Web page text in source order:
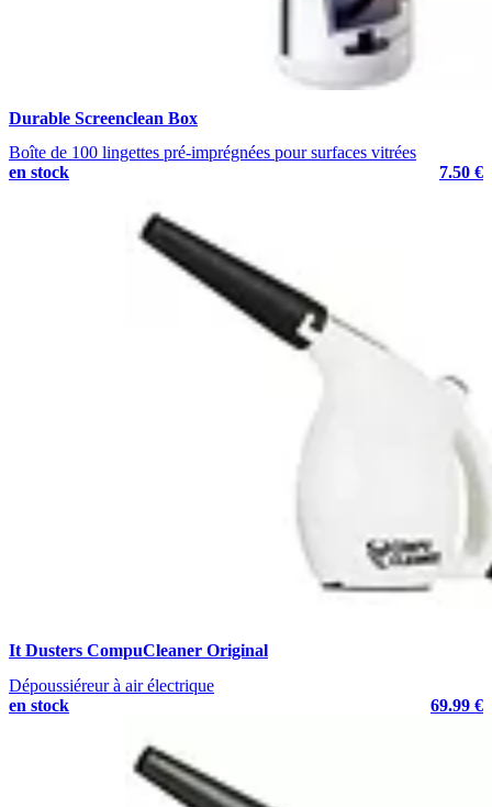
Durable Screenclean Box
Boîte de 100 lingettes pré-imprégnées pour surfaces vitrées
en stock
7.50 €
It Dusters CompuCleaner Original
Dépoussiéreur à air électrique
en stock
69.99 €